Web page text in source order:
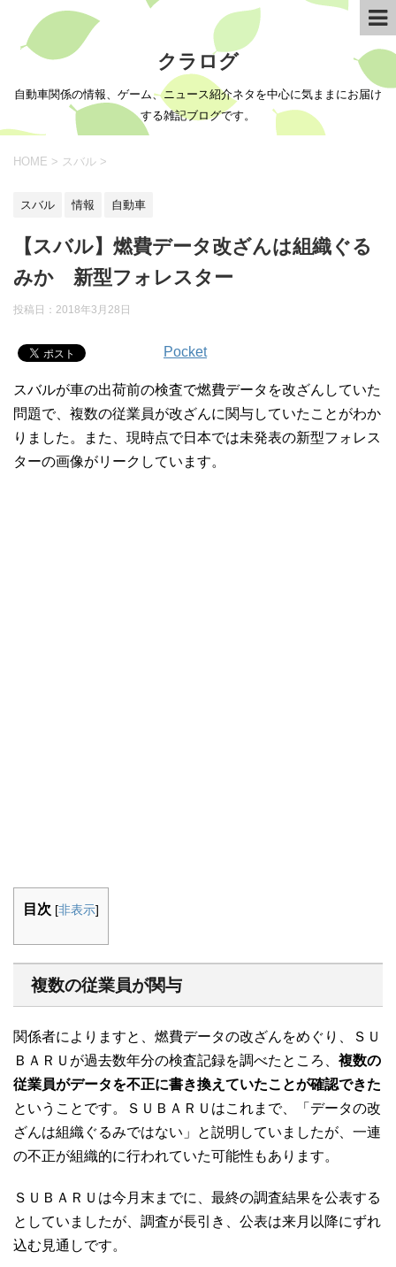
クラログ
自動車関係の情報、ゲーム、ニュース紹介ネタを中心に気ままにお届け
する雑記ブログです。
HOME > スバル >
スバル 情報 自動車
【スバル】燃費データ改ざんは組織ぐる
みか 新型フォレスター
投稿日： 2018年3月28日
Pocket
スバルが車の出荷前の検査で燃費データを改ざんしていた
問題で、複数の従業員が改ざんに関与していたことがわか
りました。また、現時点で日本では未発表の新型フォレス
ターの画像がリークしています。
目次 [非表示]
複数の従業員が関与
関係者によりますと、燃費データの改ざんをめぐり、ＳＵ
ＢＡＲＵが過去数年分の検査記録を調べたところ、 複数の
従業員がデータを不正に書き換えていたことが確認できた
ということです。ＳＵＢＡＲＵはこれまで、「データの改
ざんは組織ぐるみではない」と説明していましたが、一連
の不正が組織的に行われていた可能性もあります。
ＳＵＢＡＲＵは今月末までに、最終の調査結果を公表する
としていましたが、調査が長引き、公表は来月以降にずれ
込む見通しです。